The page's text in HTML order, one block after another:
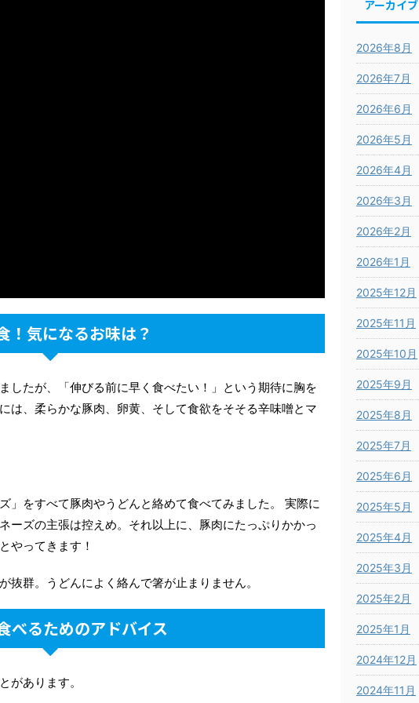
！気になるお味は？
したが、「伸びる前に早く食べたい！」という期待に胸を
は、柔らかな豚肉、卵黄、そして食欲をそそる辛味噌とマ
」をすべて豚肉やうどんと絡めて食べてみました。 実際に
ーズの主張は控えめ。それ以上に、豚肉にたっぷりかかっ
やってきます！
群。うどんによく絡んで箸が止まりません。
べるためのアドバイス
があります。
アーカイブ
2026年8月
2026年7月
2026年6月
2026年5月
2026年4月
2026年3月
2026年2月
2026年1月
2025年12月
2025年11月
2025年10月
2025年9月
2025年8月
2025年7月
2025年6月
2025年5月
2025年4月
2025年3月
2025年2月
2025年1月
2024年12月
2024年11月